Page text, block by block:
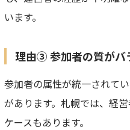
います。
理由③ 参加者の質がバ
参加者の属性が統一されて
があります。札幌では、経
ケースもあります。